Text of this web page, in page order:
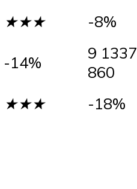
★★★ -8%
-14%
9 1337
860
★★★ -18%